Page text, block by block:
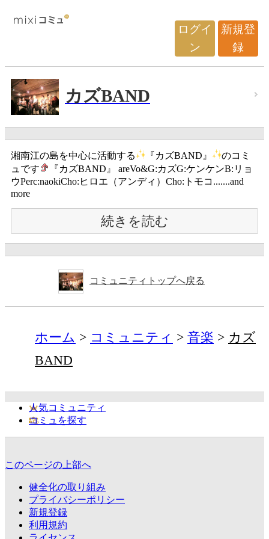
ログイ
ン
新規登
録
カズBAND
湘南江の島を中心に活動する 『カズBAND』
のコミ
ュです
『カズBAND』 areVo&G:カズG:ケンケンB:リョ
ウPerc:naokiCho:ヒロエ（アンディ）Cho:トモコ.......and
more
続きを読む
コミュニティトップへ戻る
ホーム コミュニティ 音楽
カズ
BAND
人気コミュニティ
コミュを探す
このページの上部へ
健全化の取り組み
プライバシーポリシー
新規登録
利用規約